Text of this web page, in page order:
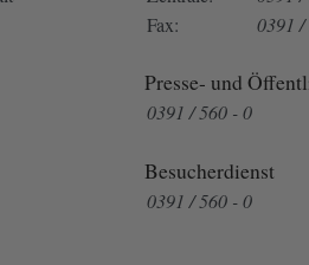
Fax:
0391
Presse- und
0391 / 560 - 0
Besucherdienst
0391 / 560 - 0